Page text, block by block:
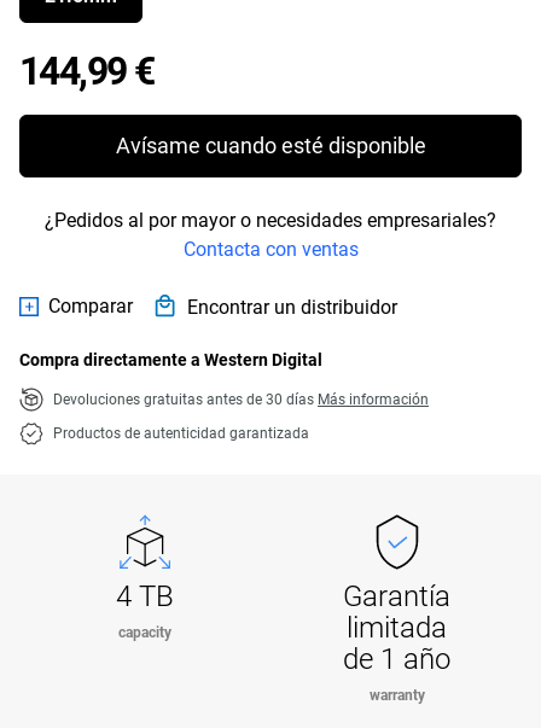
144,99 €Price 144,99 €
Avísame cuando esté disponible
¿Pedidos al por mayor o necesidades empresariales?
Contacta con ventas
Comparar Encontrar un distribuidor
Compra directamente a Western Digital
Devoluciones gratuitas antes de 30 días Más información
Productos de autenticidad garantizada
4 TB
capacity
Garantía
limitada
de 1 año
warranty